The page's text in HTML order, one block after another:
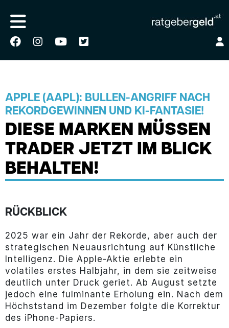
APPLE (AAPL): BULLEN-ANGRIFF NACH
REKORDGEWINNEN UND KI-FANTASIE!
DIESE MARKEN MÜSSEN
TRADER JETZT IM BLICK
BEHALTEN!
RÜCKBLICK
2025 war ein Jahr der Rekorde, aber auch der
strategischen Neuausrichtung auf Künstliche
Intelligenz. Die Apple-Aktie erlebte ein
volatiles erstes Halbjahr, in dem sie zeitweise
deutlich unter Druck geriet. Ab August setzte
jedoch eine fulminante Erholung ein. Nach dem
Höchststand im Dezember folgte die Korrektur
des iPhone-Papiers.